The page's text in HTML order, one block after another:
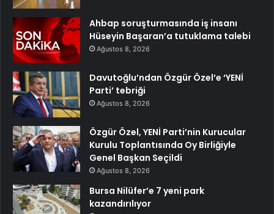
Ahbap soruşturmasında iş insanı
Hüseyin Başaran’a tutuklama talebi
Ağustos 8, 2026
Davutoğlu’ndan Özgür Özel’e ‘YENİ
Parti’ tebriği
Ağustos 8, 2026
Özgür Özel, YENİ Parti’nin Kurucular
Kurulu Toplantısında Oy Birliğiyle
Genel Başkan Seçildi
Ağustos 8, 2026
Bursa Nilüfer’e 7 yeni park
kazandırılıyor